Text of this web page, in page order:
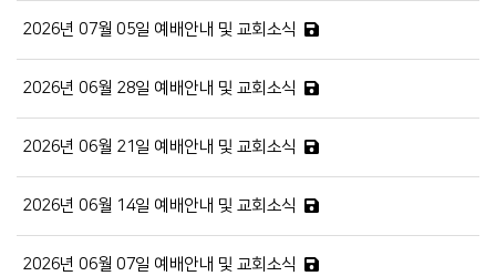
2026년 07월 05일 예배안내 및 교회소식
2026년 06월 28일 예배안내 및 교회소식
2026년 06월 21일 예배안내 및 교회소식
2026년 06월 14일 예배안내 및 교회소식
2026년 06월 07일 예배안내 및 교회소식